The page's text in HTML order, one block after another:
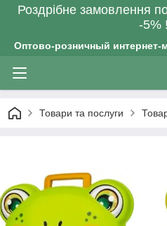
Роздрiбне замовлення
-5%
Оптово-розничный интернет-
Товари та послуги